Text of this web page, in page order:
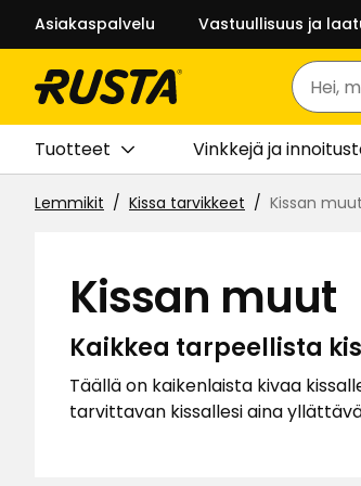
Asiakaspalvelu Vastuullisuus ja
Haku
Tuotteet Vinkkejä ja
Lemmikit Kissa tarvikkeet Kissan muut
Kissan muut
Kaikkea tarpeellista
Täällä on kaikenlaista kivaa
tarvittavan kissallesi aina